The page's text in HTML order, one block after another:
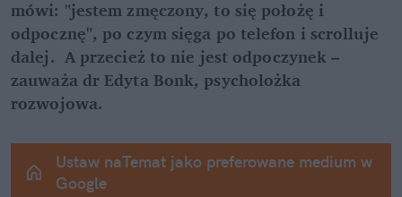
mówi: "jestem zmęczony, to się położę i
odpocznę", po czym sięga po telefon i scrolluje
dalej.  A przecież to nie jest odpoczynek –
zauważa dr Edyta Bonk, psycholożka
rozwojowa.
Ustaw naTemat jako preferowane medium w
Google